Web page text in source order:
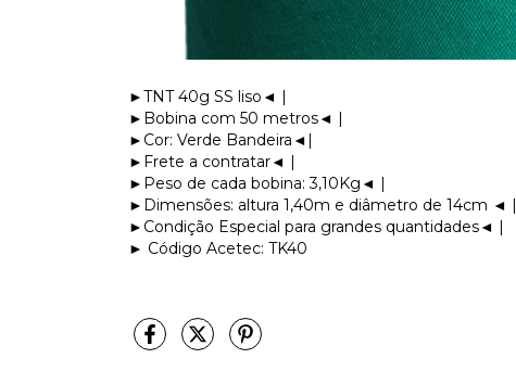
►TNT 40g SS liso◄ |
►Bobina com 50 metros◄ |
►Cor: Verde Bandeira◄|
►Frete a contratar◄ |
►Peso de cada bobina: 3,10Kg◄ |
►Dimensões: altura 1,40m e diâmetro de 14cm ◄ |
►Condição Especial para grandes quantidades◄ |
► Código Acetec: TK40